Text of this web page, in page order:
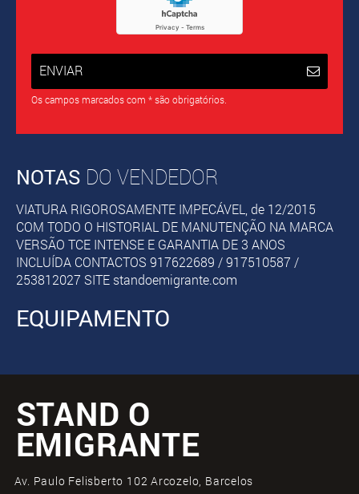
ENVIAR
Os campos marcados com * são obrigatórios.
NOTAS DO VENDEDOR
VIATURA RIGOROSAMENTE IMPECÁVEL, de 12/2015
COM TODO O HISTORIAL DE MANUTENÇÃO NA MARCA
VERSÃO TCE INTENSE E GARANTIA DE 3 ANOS
INCLUÍDA CONTACTOS 917622689 / 917510587 /
253812027 SITE standoemigrante.com
EQUIPAMENTO
STAND O
EMIGRANTE
Av. Paulo Felisberto 102 Arcozelo, Barcelos